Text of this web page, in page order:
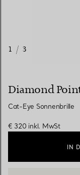
1 / 3
Diamond
Cat-Eye Sonnenbrille
€ 320 inkl. MwSt
IN